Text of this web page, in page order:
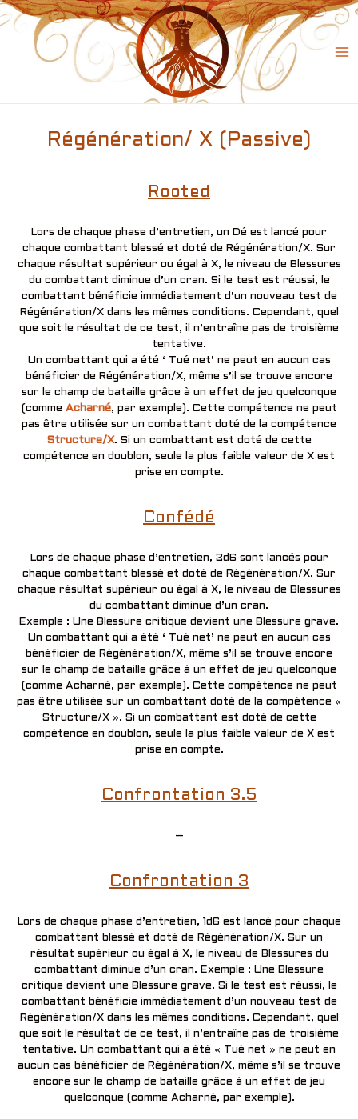
Skip
to
content
Régénération/ X (Passive)
Rooted
Lors de chaque phase d’entretien, un Dé est lancé pour
chaque combattant blessé et doté de Régénération/X. Sur
chaque résultat supérieur ou égal à X, le niveau de Blessures
du combattant diminue d’un cran. Si le test est réussi, le
combattant bénéficie immédiatement d’un nouveau test de
Régénération/X dans les mêmes conditions. Cependant, quel
que soit le résultat de ce test, il n’entraîne pas de troisième
tentative.
Un combattant qui a été ‘ Tué net’ ne peut en aucun cas
bénéficier de Régénération/X, même s’il se trouve encore
sur le champ de bataille grâce à un effet de jeu quelconque
(comme Acharné, par exemple). Cette compétence ne peut
pas être utilisée sur un combattant doté de la compétence
Structure/X. Si un combattant est doté de cette
compétence en doublon, seule la plus faible valeur de X est
prise en compte.
Confédé
Lors de chaque phase d’entretien, 2d6 sont lancés pour
chaque combattant blessé et doté de Régénération/X. Sur
chaque résultat supérieur ou égal à X, le niveau de Blessures
du combattant diminue d’un cran.
Exemple : Une Blessure critique devient une Blessure grave.
Un combattant qui a été ‘ Tué net’ ne peut en aucun cas
bénéficier de Régénération/X, même s’il se trouve encore
sur le champ de bataille grâce à un effet de jeu quelconque
(comme Acharné, par exemple). Cette compétence ne peut
pas être utilisée sur un combattant doté de la compétence «
Structure/X ». Si un combattant est doté de cette
compétence en doublon, seule la plus faible valeur de X est
prise en compte.
Confrontation 3.5
–
Confrontation 3
Lors de chaque phase d’entretien, 1d6 est lancé pour chaque
combattant blessé et doté de Régénération/X. Sur un
résultat supérieur ou égal à X, le niveau de Blessures du
combattant diminue d’un cran. Exemple : Une Blessure
critique devient une Blessure grave. Si le test est réussi, le
combattant bénéficie immédiatement d’un nouveau test de
Régénération/X dans les mêmes conditions. Cependant, quel
que soit le résultat de ce test, il n’entraîne pas de troisième
tentative. Un combattant qui a été « Tué net » ne peut en
aucun cas bénéficier de Régénération/X, même s’il se trouve
encore sur le champ de bataille grâce à un effet de jeu
quelconque (comme Acharné, par exemple).